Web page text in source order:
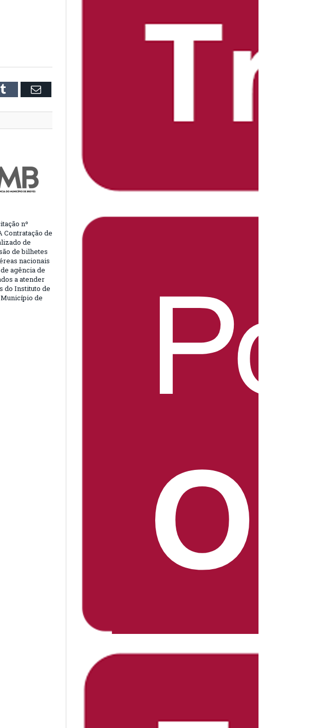
Tumblr Email
nº
Contratação de
de
de bilhetes
nacionais
agência de
a atender
do Instituto de
de